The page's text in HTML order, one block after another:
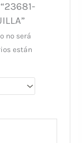
no será
están